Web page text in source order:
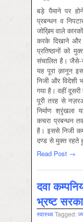
बड़े पैमाने पर
प्रबन्धन व
जोख़िम वाले
करके दिखाने और
प्रतिष्ठानों को
संचालित है।
यह पूरा क़ानून
निजी और विदेशी
गया है। वहीं दूसरी
पूरी तरह से
निर्माण
कचरा प्रबन्धन
है। इससे निजी
दण्ड से मुक्त रहते
Read Post →
दवा
भ्रष्ट
स्‍वास्‍थ्‍यTagged: